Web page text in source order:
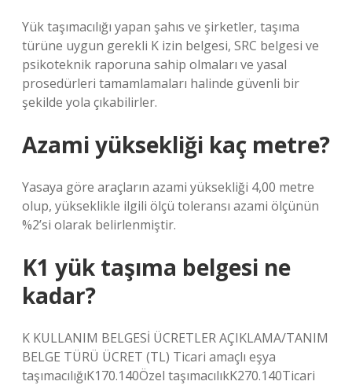
Yük taşımacılığı yapan şahıs ve şirketler, taşıma
türüne uygun gerekli K izin belgesi, SRC belgesi ve
psikoteknik raporuna sahip olmaları ve yasal
prosedürleri tamamlamaları halinde güvenli bir
şekilde yola çıkabilirler.
Azami yüksekliği kaç metre?
Yasaya göre araçların azami yüksekliği 4,00 metre
olup, yükseklikle ilgili ölçü toleransı azami ölçünün
%2’si olarak belirlenmiştir.
K1 yük taşıma belgesi ne
kadar?
K KULLANIM BELGESİ ÜCRETLER AÇIKLAMA/TANIM
BELGE TÜRÜ ÜCRET (TL) Ticari amaçlı eşya
taşımacılığıK170.140Özel taşımacılıkK270.140Ticari